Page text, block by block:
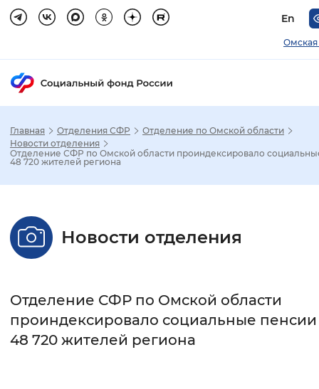
En
Омская
Стандартный Увеличенный
Без засечек С засечками
Интервал между буквами
Главная Отделения СФР
Отделение по Омской области
Новости отделения
Отделение СФР по Омской области проиндексировало
48 720 жителей региона
Новости отделения
Отделение СФР по Омской области
проиндексировало социальные пенсии
48 720 жителей региона